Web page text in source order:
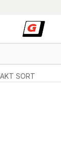
SORT